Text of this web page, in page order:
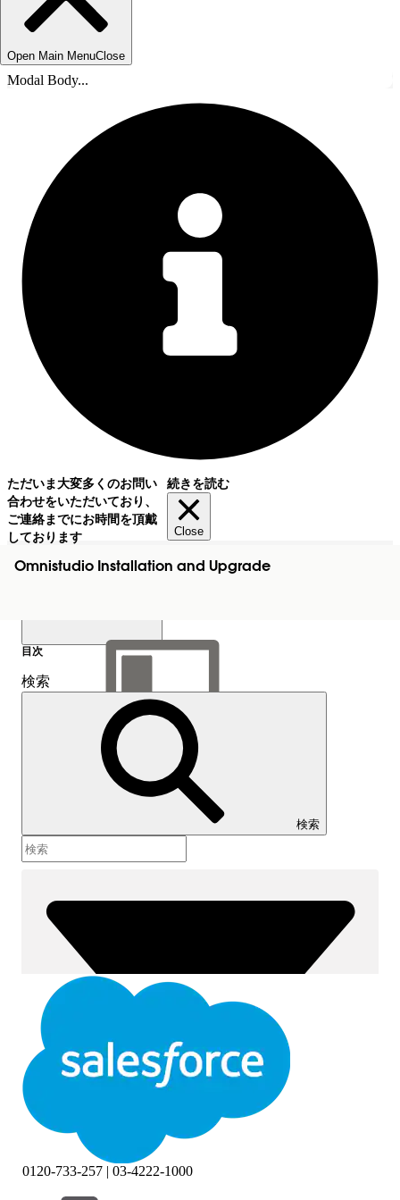
Open Main MenuClose
Modal Body...
ただいま大変多くのお問い
合わせをいただいており、
ご連絡までにお時間を頂戴
しております
続きを読む
Close
Omnistudio Installation and Upgrade
目次を表示
目次
検索
検索
0120-733-257 | 03-4222-1000